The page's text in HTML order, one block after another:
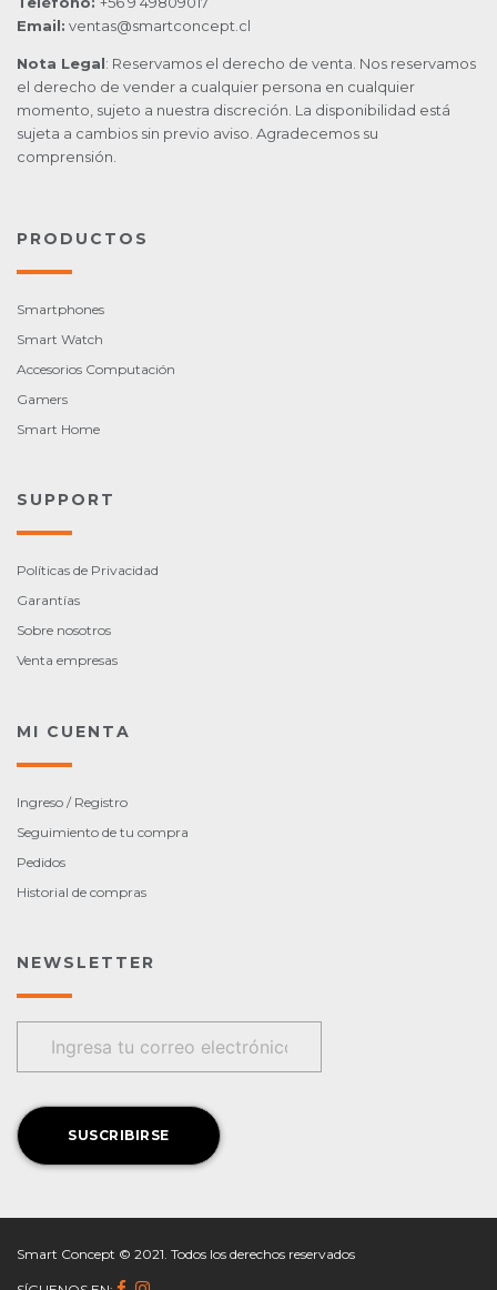
Email: ventas@smartconcept.cl
Nota Legal: Reservamos el derecho de venta. Nos reservamos
el derecho de vender a cualquier persona en cualquier
momento, sujeto a nuestra discreción. La disponibilidad está
sujeta a cambios sin previo aviso. Agradecemos su
comprensión.
PRODUCTOS
Smartphones
Smart Watch
Accesorios Computación
Gamers
Smart Home
SUPPORT
Políticas de Privacidad
Garantías
Sobre nosotros
Venta empresas
MI CUENTA
Ingreso / Registro
Seguimiento de tu compra
Pedidos
Historial de compras
NEWSLETTER
Smart Concept © 2021. Todos los derechos reservados